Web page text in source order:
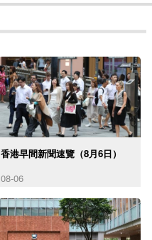
香港早間新聞速覽（8月6日）
08-06